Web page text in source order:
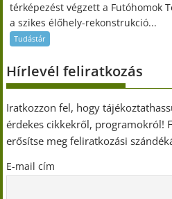
térképezést végzett a Futóhomok
a szikes élőhely-rekonstrukció...
Tudástár
Hírlevél feliratkozás
Iratkozzon fel, hogy
érdekes cikkekről, programokról!
erősítse meg feliratkozási
E-mail cím